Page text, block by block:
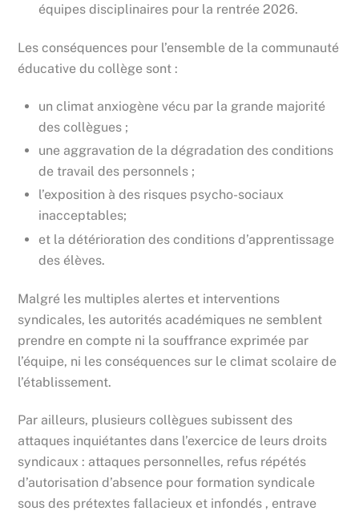
équipes disciplinaires pour la rentrée 2026.
Les conséquences pour l’ensemble de la communauté
éducative du collège sont :
un climat anxiogène vécu par la grande majorité
des collègues ;
une aggravation de la dégradation des conditions
de travail des personnels ;
l’exposition à des risques psycho-sociaux
inacceptables;
et la détérioration des conditions d’apprentissage
des élèves.
Malgré les multiples alertes et interventions
syndicales, les autorités académiques ne semblent
prendre en compte ni la souffrance exprimée par
l’équipe, ni les conséquences sur le climat scolaire de
l’établissement.
Par ailleurs, plusieurs collègues subissent des
attaques inquiétantes dans l’exercice de leurs droits
syndicaux : attaques personnelles, refus répétés
d’autorisation d’absence pour formation syndicale
sous des prétextes fallacieux et infondés , entrave